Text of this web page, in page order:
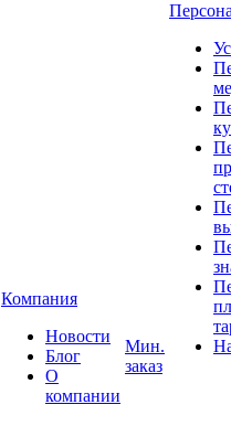
Компания
Новости
Блог
О
компании
Мин.
заказ